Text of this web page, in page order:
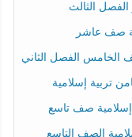
الثالث
صف عاشر
الخامس الفصل الثاني
تربية إسلامية
صف تاسع